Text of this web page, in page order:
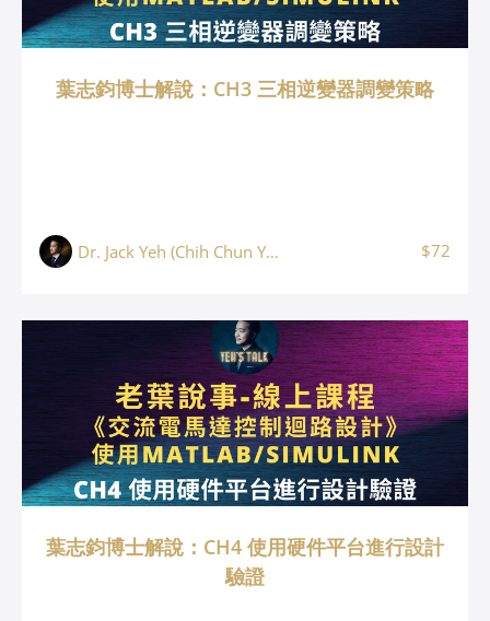
葉志鈞博士解說：CH3 三相逆變器調變策略
Dr. Jack Yeh (Chih Chun Yeh, 葉志鈞) $72
葉志鈞博士解說：CH4 使用硬件平台進行設計
驗證